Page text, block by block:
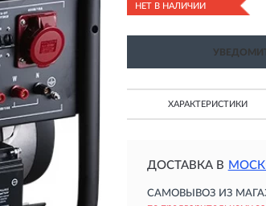
НЕТ В НАЛИЧИИ
ХАРАКТЕРИСТИКИ
ДОСТАВКА В
САМОВЫВОЗ ИЗ